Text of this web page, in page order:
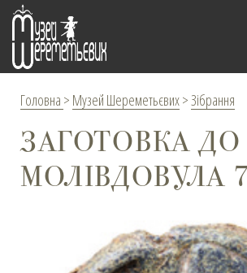
Головна > Музей Шереметьєвих>Зібрання
ЗАГОТОВКА ДО
МОЛІВДОВУЛА 7